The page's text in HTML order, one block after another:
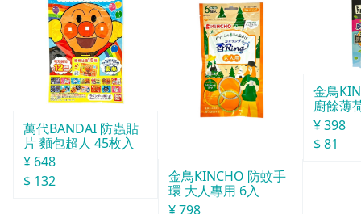
萬代BANDAI 防蟲貼
片 麵包超人 45枚入
¥ 648
$ 132
金鳥KINCHO 防蚊手
環 大人專用 6入
¥ 798
金鳥
廚餘薄
30天分
¥ 398
$ 81